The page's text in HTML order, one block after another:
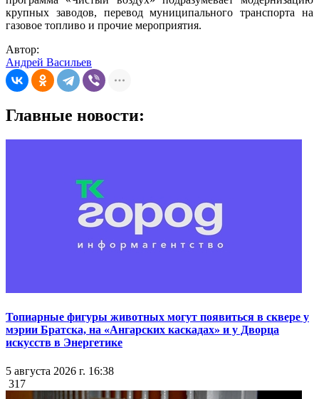
крупных заводов, перевод муниципального транспорта на
газовое топливо и прочие мероприятия.
Автор:
Андрей Васильев
Главные новости:
Топиарные фигуры животных могут появиться в сквере у
мэрии Братска, на «Ангарских каскадах» и у Дворца
искусств в Энергетике
5 августа 2026 г. 16:38
317